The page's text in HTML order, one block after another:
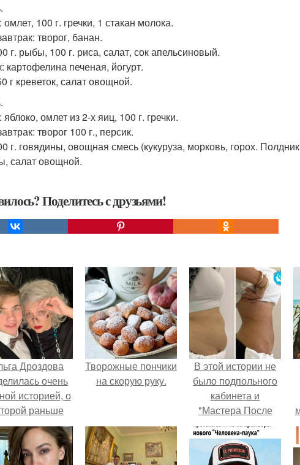
омлет, 100 г. гречки, 1 стакан молока.
творог, банан.
г. рыбы, 100 г. риса, салат, сок апельсиновый.
картофелина печеная, йогурт.
г креветок, салат овощной.
яблоко, омлет из 2-х яиц, 100 г. гречки.
творог 100 г., персик.
г. говядины, овощная смесь (кукуруза, морковь, горох.
салат овощной.
Поделитесь с друзьями!
Дроздова
очень
историей, о
раньше
не говорила.
Творожные пончики
на скорую руку.
В этой истории не
было подпольного
кабинета и
"Мастера После
Двухнедельных
Курсов".